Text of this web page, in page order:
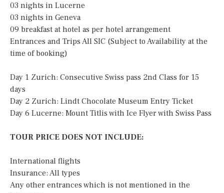
03 nights in Lucerne
03 nights in Geneva
09 breakfast at hotel as per hotel arrangement
Entrances and Trips All SIC (Subject to Availability at the
time of booking)
Day 1 Zurich: Consecutive Swiss pass 2nd Class for 15
days
Day 2 Zurich: Lindt Chocolate Museum Entry Ticket
Day 6 Lucerne: Mount Titlis with Ice Flyer with Swiss Pass
TOUR PRICE DOES NOT INCLUDE:
International flights
Insurance: All types
Any other entrances which is not mentioned in the